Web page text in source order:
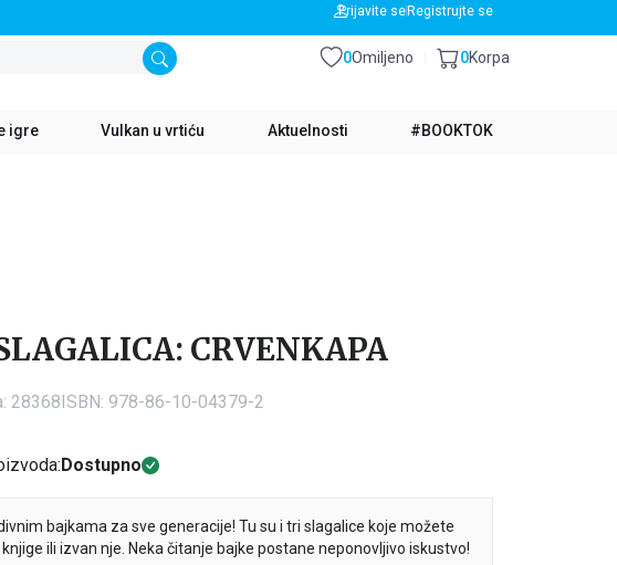
BESPLATNA DOSTAVA ZA IZNOS PREKO 3500 RSD
Prijavite se Registrujte se
Omiljeno
0 Korpa
0
igre Vulkan u vrtiću Aktuelnosti #BOOKTOK
CRVENKAPA
28368ISBN: 978-86-10-04379-2
Dostupno
bajkama za sve generacije! Tu su i tri slagalice koje možete
ili izvan nje. Neka čitanje bajke postane neponovljivo iskustvo!